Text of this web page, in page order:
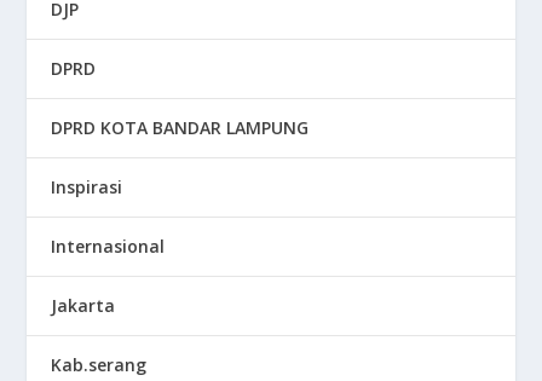
DJP
DPRD
DPRD KOTA BANDAR LAMPUNG
Inspirasi
Internasional
Jakarta
Kab.serang